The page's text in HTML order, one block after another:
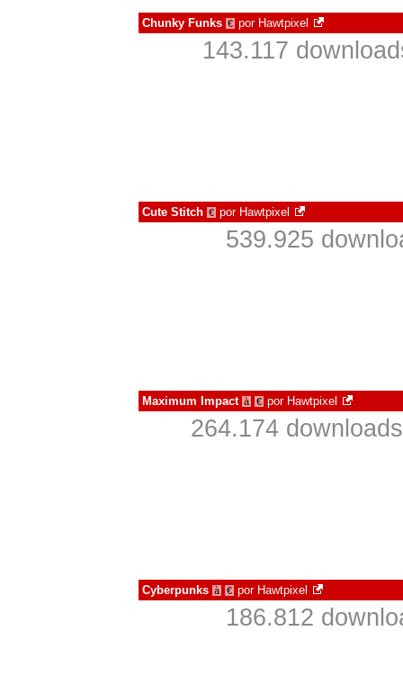
Chunky Funks € por Hawtpixel
143.117
Cute Stitch € por Hawtpixel
539.925
Maximum Impact à € por Hawtpixel
264.174
Cyberpunks à € por Hawtpixel
186.812